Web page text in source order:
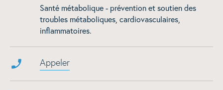
Santé métabolique - prévention et soutien des
troubles métaboliques, cardiovasculaires,
inflammatoires.
Appeler